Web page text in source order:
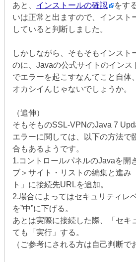
あと、 インストールの確認
をす
いは正常と出ますので、インスト
していると判断しました。
しかしながら、そもそもインスト
のに、Javaの公式サイトのインス
でエラーを起こすなんてこと自体
オカシイんじゃないでしょうか。
（追伸）
そもそものSSL-VPNのJava 7
エラーに関しては、以下の方法で
合もあるようです。
1.コントロールパネルのJavaを開
ブ＞サイト・リストの編集と進み
ト」に接続先URLを追加。
2.場合によってはセキュリティレ
を”中”に下げる。
あとは実際に接続した際、「セキ
ても「実行」する。
（ご参考にされる方は自己判断で